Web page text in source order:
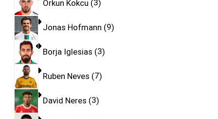
Orkun Kokcu 3
Jonas Hofmann 9
Borja Iglesias 3
Ruben Neves 7
David Neres 3